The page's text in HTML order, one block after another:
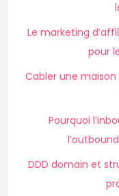
Le marketing
pour
Cabler une maison
Pourquoi
DDD domain et